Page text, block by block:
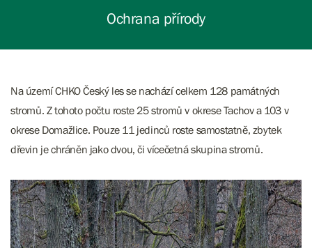
Ochrana přírody
Na území CHKO Český les se nachází celkem 128 památných
stromů. Z tohoto počtu roste 25 stromů v okrese Tachov a 103 v
okrese Domažlice. Pouze 11 jedinců roste samostatně, zbytek
dřevin je chráněn jako dvou, či vícečetná skupina stromů.